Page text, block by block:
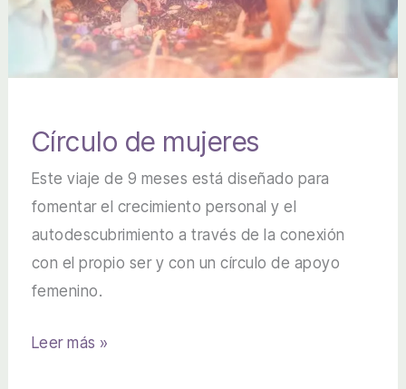
Círculo de mujeres
Este viaje de 9 meses está diseñado para
fomentar el crecimiento personal y el
autodescubrimiento a través de la conexión
con el propio ser y con un círculo de apoyo
femenino.
Círculo
Leer más »